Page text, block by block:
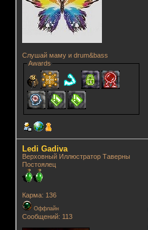
Слушай маму и drum&bass
Awards
Ledi Gadiva
Верховный Иллюстратор Таверны
Постоялец
Карма: 136
Оффлайн
Сообщений: 113